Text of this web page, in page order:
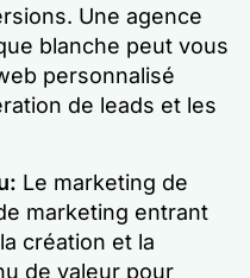
Une agence
blanche peut vous
personnalisé
de leads et les
: Le marketing de
marketing entrant
création et la
de valeur pour